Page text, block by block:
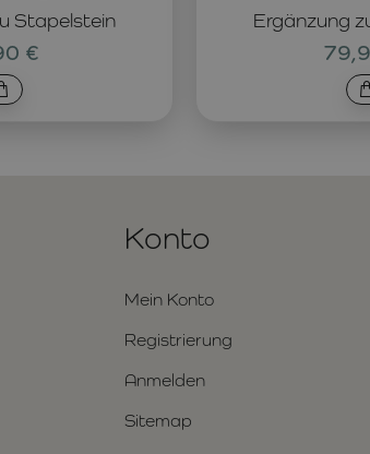
Stapelstein
€
Ergänzung
Konto
Mein Konto
Registrierung
Anmelden
Sitemap